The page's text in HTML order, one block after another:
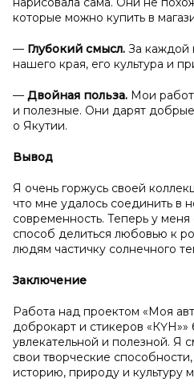
которые можно купить в
— Глубокий смысл. За каждой
нашего края, его культура и
— Двойная польза. Мои
и полезные. Они дарят
о Якутии.
Вывод
Я очень горжусь своей
что мне удалось соединить в
современность. Теперь у
способ делиться любовью к
людям частичку солнечного
Заключение
Работа над проектом «Моя
доброкарт и стикеров
увлекательной и полезной. Я
свои творческие
историю, природу и культуру